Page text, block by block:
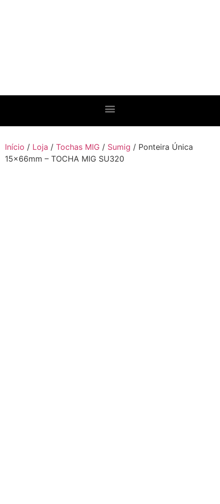
Início / Loja / Tochas MIG / Sumig / Ponteira Única
15x66mm – TOCHA MIG SU320